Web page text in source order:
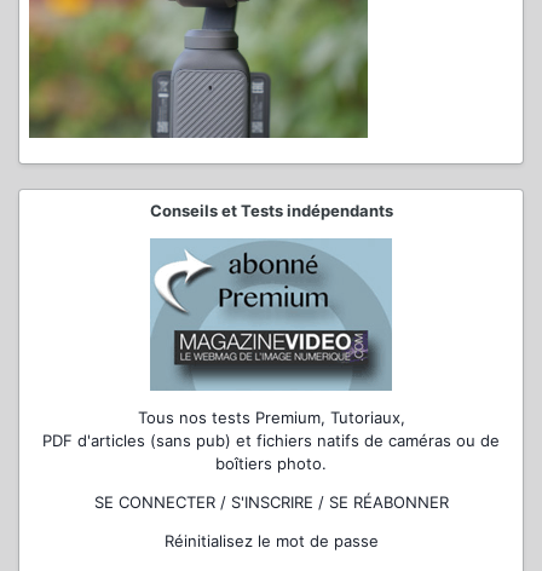
Conseils et Tests indépendants
Tous nos tests Premium, Tutoriaux,
PDF d'articles (sans pub) et fichiers natifs de caméras ou de
boîtiers photo.
SE CONNECTER / S'INSCRIRE / SE RÉABONNER
Réinitialisez le mot de passe